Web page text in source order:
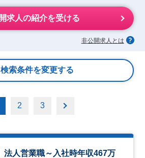
求人の紹介を受ける
非公開求人とは
検索条件を変更する
2 3
法人営業職～入社時年収467万